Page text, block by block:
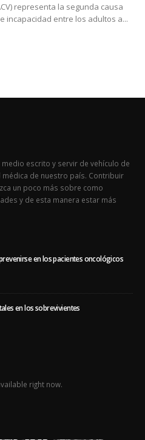
representa la segunda causa
incapacidad entre los adultos a...
escrito y servir de vehículo de
de nuestro país. Contribuir
un poco más sobre como
y de esta manera estar más
en los pacientes oncológicos
en los sobrevivientes
right now.